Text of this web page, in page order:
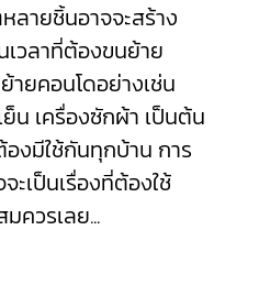
ายชิ้นอาจจะสร้าง
วลาที่ต้องขนย้าย
ยคอนโดอย่างเช่น
น เครื่องซักผ้า เป็นต้น
งมีใช้กันทุกบ้าน การ
ะเป็นเรื่องที่ต้องใช้
ควรเลย...